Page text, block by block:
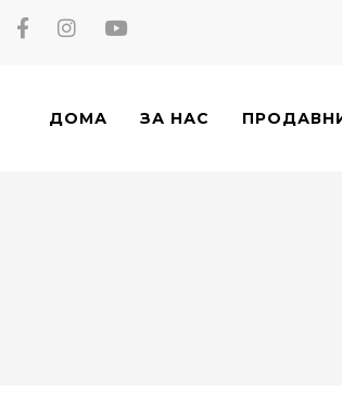
ДОМА ЗА НАС